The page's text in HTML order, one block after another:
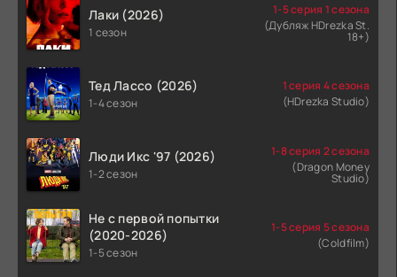
Лаки (2026)
1 сезон
1-5 серия 1 сезона
(Дубляж HDrezka St.
18+)
Тед Лассо (2026)
1-4 сезон
1 серия 4 сезона
(HDrezka Studio)
Люди Икс '97 (2026)
1-2 сезон
1-8 серия 2 сезона
(Dragon Money
Studio)
Не с первой попытки
(2020-2026)
1-5 сезон
1-5 серия 5 сезона
(Coldfilm)